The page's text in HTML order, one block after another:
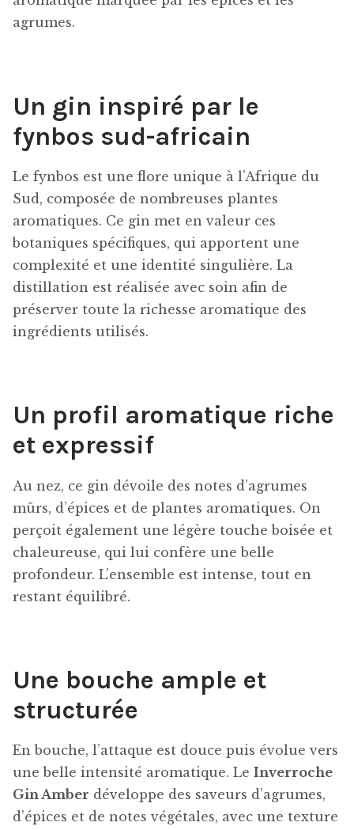
agrumes.
Un gin inspiré par le
fynbos sud-africain
Le fynbos est une flore unique à l’Afrique du
Sud, composée de nombreuses plantes
aromatiques. Ce gin met en valeur ces
botaniques spécifiques, qui apportent une
complexité et une identité singulière. La
distillation est réalisée avec soin afin de
préserver toute la richesse aromatique des
ingrédients utilisés.
Un profil aromatique riche
et expressif
Au nez, ce gin dévoile des notes d’agrumes
mûrs, d’épices et de plantes aromatiques. On
perçoit également une légère touche boisée et
chaleureuse, qui lui confère une belle
profondeur. L’ensemble est intense, tout en
restant équilibré.
Une bouche ample et
structurée
En bouche, l’attaque est douce puis évolue vers
une belle intensité aromatique. Le Inverroche
Gin Amber développe des saveurs d’agrumes,
d’épices et de notes végétales, avec une texture